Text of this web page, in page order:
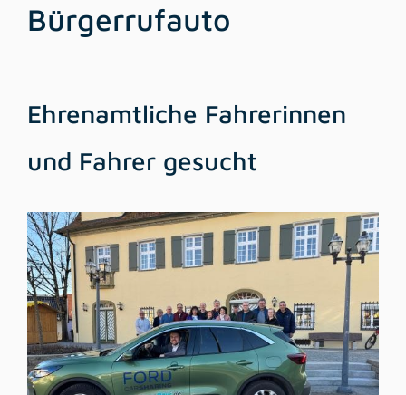
Bürgerrufauto
Ehrenamtliche Fahrerinnen
und Fahrer gesucht